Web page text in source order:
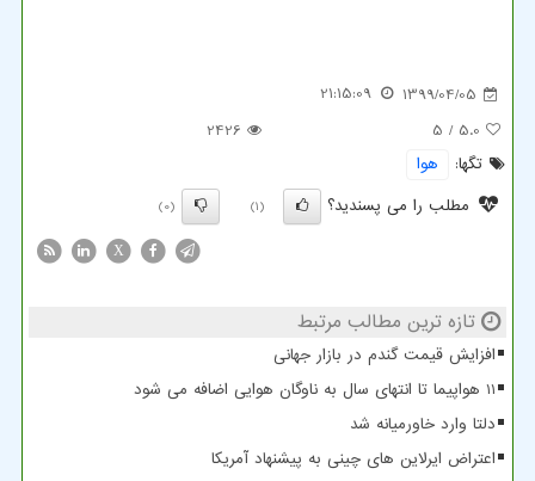
1399/04/05
21:15:09
5.0
/ 5
2426
تگها:
هوا
مطلب را می پسندید؟
(1)
(0)
X
تازه ترین مطالب مرتبط
افزایش قیمت گندم در بازار جهانی
11 هواپیما تا انتهای سال به ناوگان هوایی اضافه می شود
دلتا وارد خاورمیانه شد
اعتراض ایرلاین های چینی به پیشنهاد آمریکا